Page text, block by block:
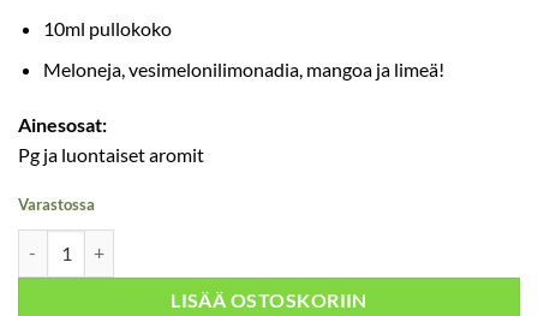
10ml pullokoko
Meloneja, vesimelonilimonadia, mangoa ja limeä!
Ainesosat:
Pg ja luontaiset aromit
Varastossa
LISÄÄ OSTOSKORIIN